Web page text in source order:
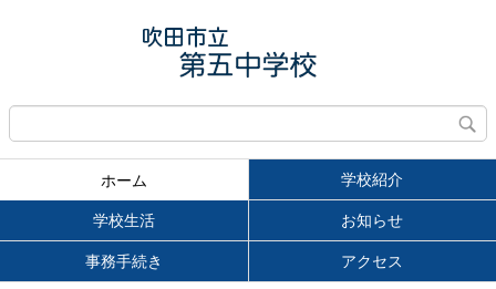
ホーム 学校紹介
学校生活 お知らせ
事務手続き アクセス